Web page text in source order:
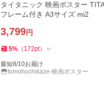
タイタニック 映画ポスター
フレーム付き A3サイズ mi2
3,799円
5% （ 172pt）
最短8/10お届け
tomohochikaze-映画ポスター